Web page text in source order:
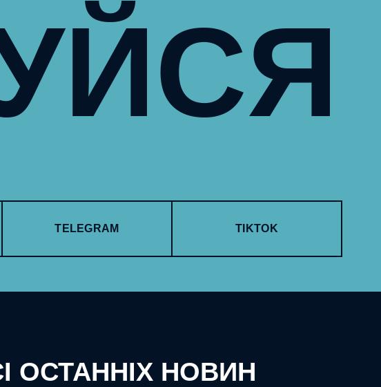
TELEGRAM TIKTOK
ОСТАННІХ НОВИН